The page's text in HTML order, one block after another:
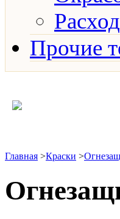
Прочие
Главная >Краски >